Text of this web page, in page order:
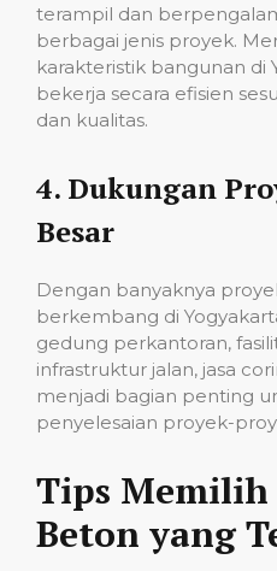
terampil dan
berbagai jenis proyek.
karakteristik bangunan di
bekerja secara efisien
dan kualitas.
4. Dukungan
Besar
Dengan banyaknya
berkembang di
gedung perkantoran,
infrastruktur jalan, jasa
menjadi bagian penting
penyelesaian proyek-
Tips Memilih
Beton yang